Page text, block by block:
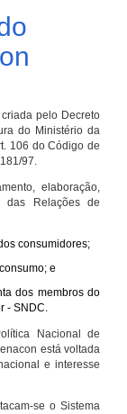
pelo Decreto
do Ministério da
106 do Código de
97.
elaboração,
das Relações de
consumidores;
e
dos membros do
- SNDC.
Nacional de
está voltada
e interesse
se o Sistema